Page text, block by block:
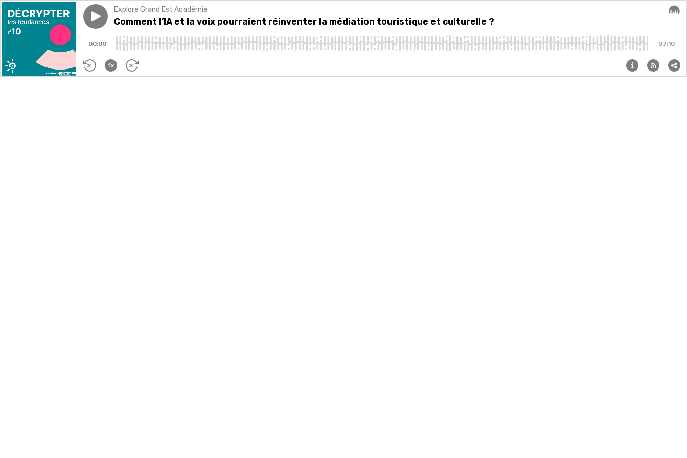
Play episodeComment l’IA et la voix pourraient réinventer la médiation touristique et culturelle ?
Explore Grand Est Académie
Comment l’IA et la voix pourraient réinventer la médiation touristique et culturelle ?
00:00 07:10
30 1x 30